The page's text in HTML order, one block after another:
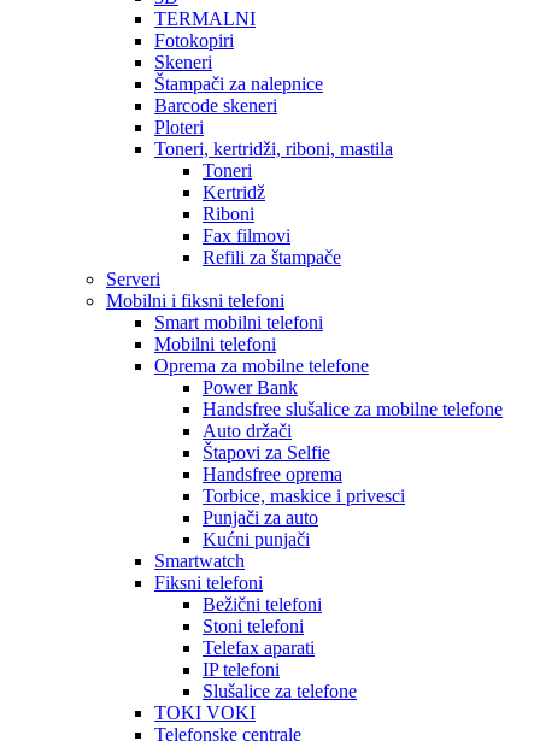
TERMALNI
Fotokopiri
Skeneri
Štampači za nalepnice
Barcode skeneri
Ploteri
Toneri, kertridži, riboni, mastila
Toneri
Kertridž
Riboni
Fax filmovi
Refili za štampače
Serveri
Mobilni i fiksni telefoni
Smart mobilni telefoni
Mobilni telefoni
Oprema za mobilne telefone
Power Bank
Handsfree slušalice za mobilne telefone
Auto držači
Štapovi za Selfie
Handsfree oprema
Torbice, maskice i privesci
Punjači za auto
Kućni punjači
Smartwatch
Fiksni telefoni
Bežični telefoni
Stoni telefoni
Telefax aparati
IP telefoni
Slušalice za telefone
TOKI VOKI
Telefonske centrale